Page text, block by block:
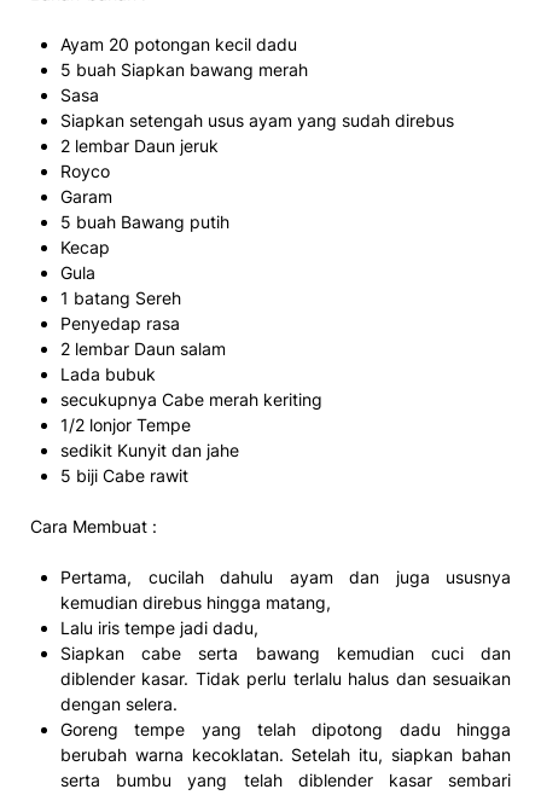
Ayam 20 potongan kecil dadu
5 buah Siapkan bawang merah
Sasa
Siapkan setengah usus ayam yang sudah direbus
2 lembar Daun jeruk
Royco
Garam
5 buah Bawang putih
Kecap
Gula
1 batang Sereh
Penyedap rasa
2 lembar Daun salam
Lada bubuk
secukupnya Cabe merah keriting
1/2 lonjor Tempe
sedikit Kunyit dan jahe
5 biji Cabe rawit
Cara Membuat :
Pertama, cucilah dahulu ayam dan juga ususnya
kemudian direbus hingga matang,
Lalu iris tempe jadi dadu,
Siapkan cabe serta bawang kemudian cuci dan
diblender kasar. Tidak perlu terlalu halus dan sesuaikan
dengan selera.
Goreng tempe yang telah dipotong dadu hingga
berubah warna kecoklatan. Setelah itu, siapkan bahan
serta bumbu yang telah diblender kasar sembari